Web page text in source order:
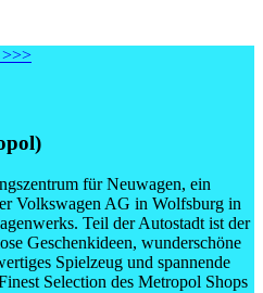
>>>
für Neuwagen, ein
Volkswagen AG in Wolfsburg in
Teil der Autostadt ist der
Geschenkideen, wunderschöne
Spielzeug und spannende
Selection des Metropol Shops